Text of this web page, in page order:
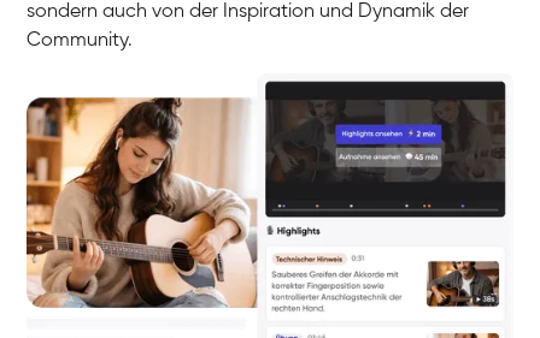
sondern auch von der Inspiration und Dynamik der
Community.